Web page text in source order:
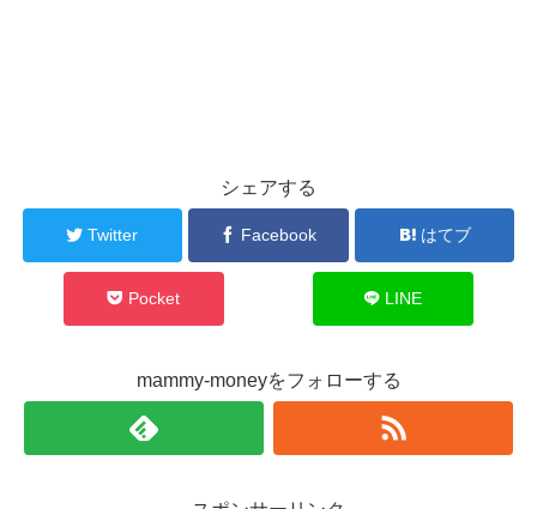
シェアする
Twitter Facebook はてブ
Pocket LINE
mammy-moneyをフォローする